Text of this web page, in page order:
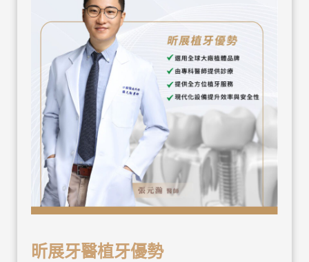
昕展牙醫植牙優勢